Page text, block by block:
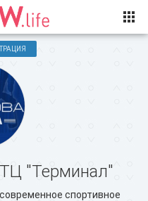
"Терминал"
спортивное